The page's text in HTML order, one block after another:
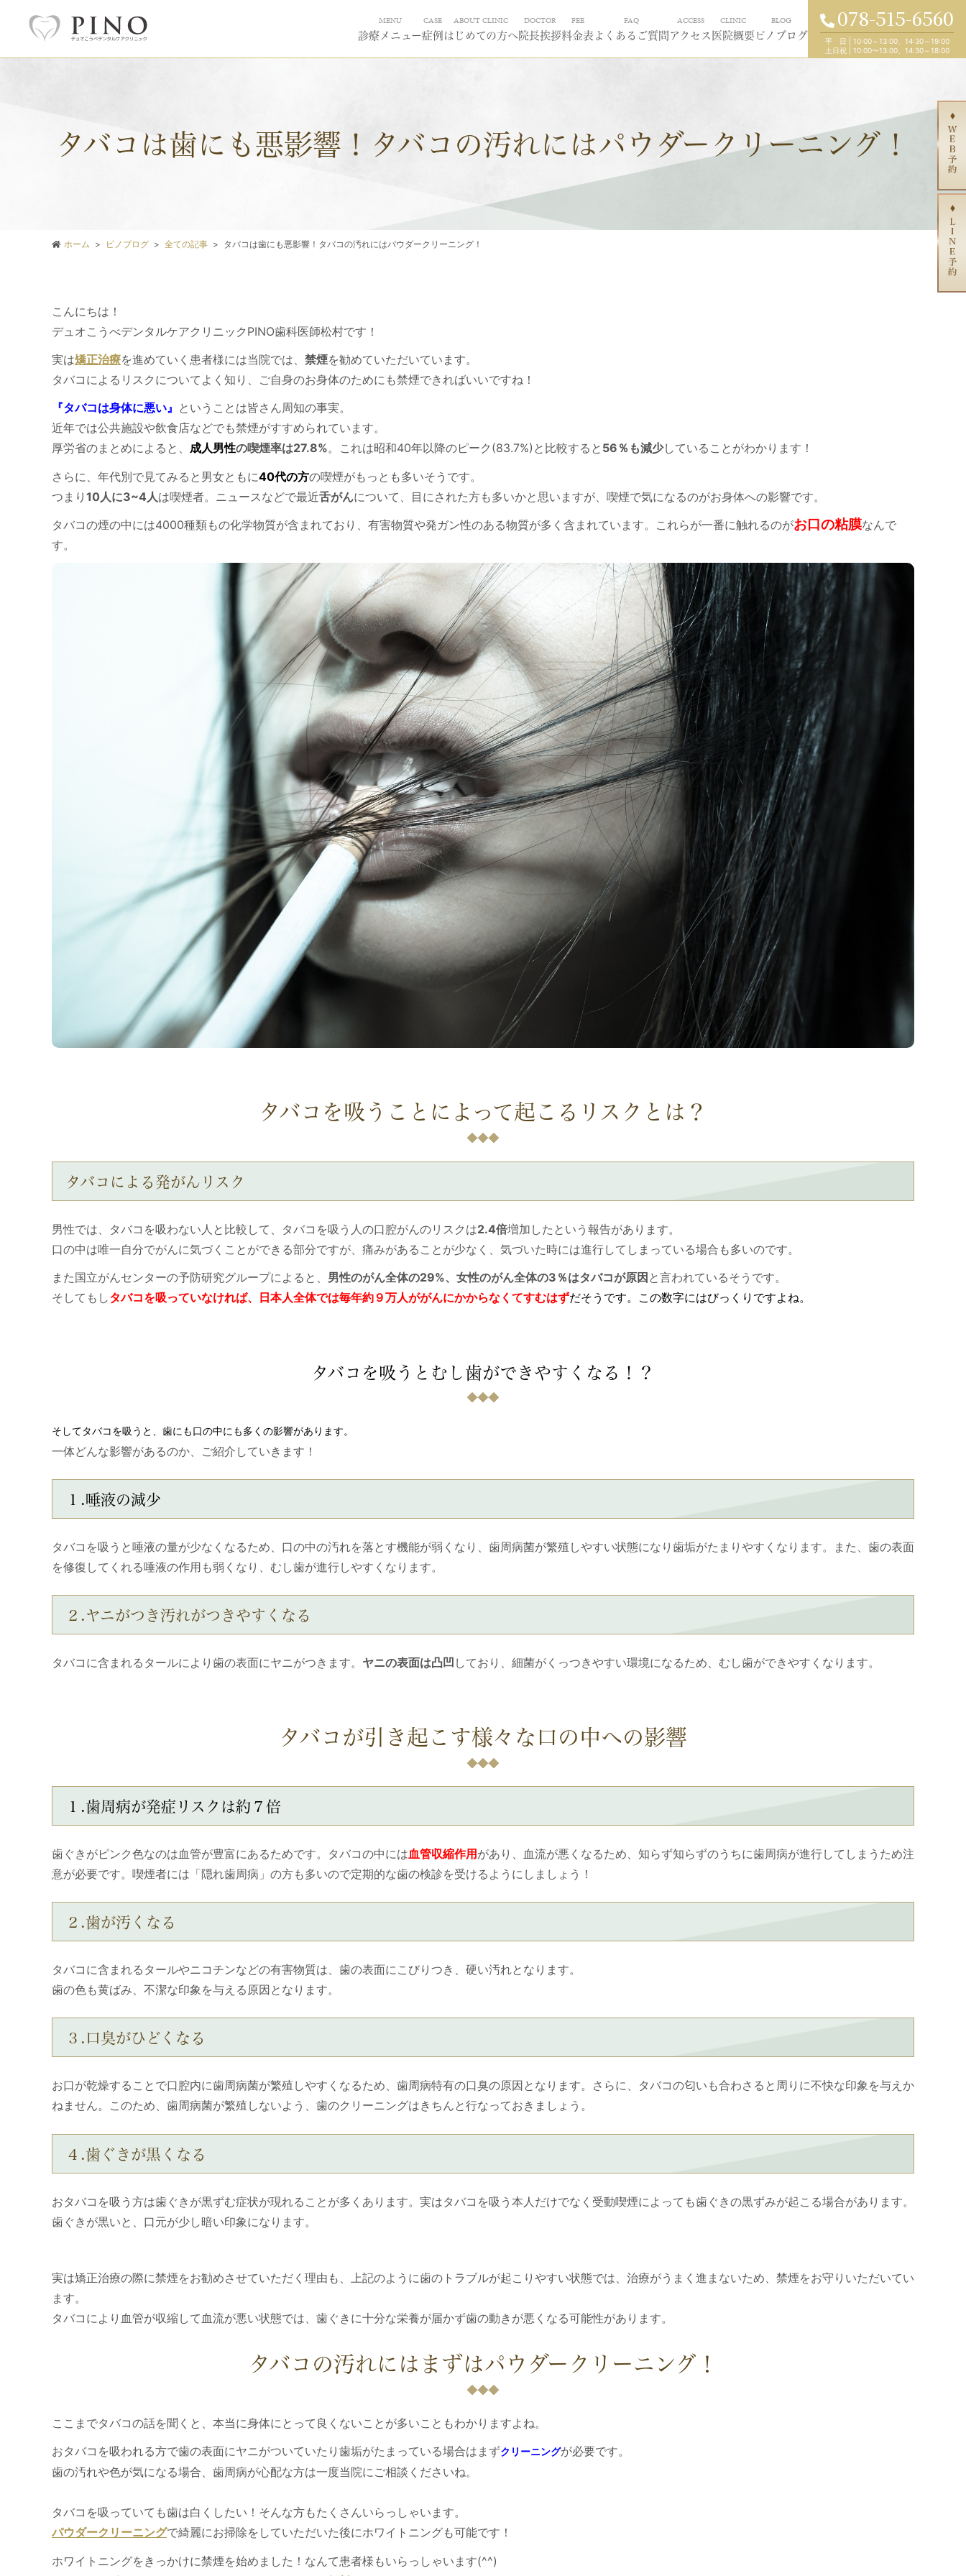
MENU
診療メニュー
CASE
症例
ABOUT CLINIC
はじめての方へ
DOCTOR
院長挨拶
FEE
料金表
FAQ
よくあるご質問
ACCESS
アクセス
CLINIC
医院概要
BLOG
ピノブログ
078-515-6560
平 日
10:00～13:00、14:30～19:00
土日祝
10:00〜13:00、14:30～18:00
タバコは歯にも悪影響！タバコの汚れにはパウダークリーニング！
ホーム ピノブログ 全ての記事 タバコは歯にも悪影響！タバコの汚れにはパウダークリーニング！
こんにちは！
デュオこうべデンタルケアクリニックPINO歯科医師松村です！
実は矯正治療を進めていく患者様には当院では、 禁煙を勧めていただいています。
タバコによるリスクについてよく知り、ご自身のお身体のためにも禁煙できればいいですね！
『タバコは身体に悪い』 ということは皆さん周知の事実。
近年では公共施設や飲食店などでも禁煙がすすめられています。
厚労省のまとめによると、 成人男性の喫煙率は27.8%。これは昭和40年以降のピーク(83.7%)と比較すると 56％も減少していることがわかります！
さらに、年代別で見てみると男女ともに40代の方の喫煙がもっとも多いそうです。
つまり 10人に3~4人は喫煙者。ニュースなどで最近舌がんについて、目にされた方も多いかと思いますが、喫煙で気になるのがお身体への影響です。
タバコの煙の中には4000種類もの化学物質が含まれており、有害物質や発ガン性のある物質が多く含まれています。これらが一番に触れるのがお口の粘膜なんで
す。
タバコを吸うことによって起こるリスクとは？
タバコによる発がんリスク
男性では、タバコを吸わない人と比較して、タバコを吸う人の口腔がんのリスクは2.4倍増加したという報告があります。
口の中は唯一自分でがんに気づくことができる部分ですが、痛みがあることが少なく、気づいた時には進行してしまっている場合も多いのです。
また国立がんセンターの予防研究グループによると、 男性のがん全体の29%、女性のがん全体の3％はタバコが原因と言われているそうです。
そしてもしタバコを吸っていなければ、 日本人全体では毎年約９万人ががんにかからなくてすむはずだそうです。この数字にはびっくりですよね。
タバコを吸うとむし歯ができやすくなる！？
そしてタバコを吸うと、歯にも口の中にも多くの影響があります。
一体どんな影響があるのか、ご紹介していきます！
１.唾液の減少
タバコを吸うと唾液の量が少なくなるため、口の中の汚れを落とす機能が弱くなり、歯周病菌が繁殖しやすい状態になり歯垢がたまりやすくなります。また、歯の表面
を修復してくれる唾液の作用も弱くなり、むし歯が進行しやすくなります。
２.ヤニがつき汚れがつきやすくなる
タバコに含まれるタールにより歯の表面にヤニがつきます。 ヤニの表面は凸凹 しており、細菌がくっつきやすい環境になるため、むし歯ができやすくなります。
タバコが引き起こす様々な口の中への影響
１.歯周病が発症リスクは約７倍
歯ぐきがピンク色なのは血管が豊富にあるためです。タバコの中には血管収縮作用 があり、血流が悪くなるため、知らず知らずのうちに歯周病が進行してしまうため注
意が必要です。喫煙者には「隠れ歯周病」の方も多いので定期的な歯の検診を受けるようにしましょう！
２.歯が汚くなる
タバコに含まれるタールやニコチンなどの有害物質は、歯の表面にこびりつき、硬い汚れとなります。
歯の色も黄ばみ、不潔な印象を与える原因となります。
３.口臭がひどくなる
お口が乾燥することで口腔内に歯周病菌が繁殖しやすくなるため、歯周病特有の口臭の原因となります。さらに、タバコの匂いも合わさると周りに不快な印象を与えか
ねません。このため、歯周病菌が繁殖しないよう、歯のクリーニングはきちんと行なっておきましょう。
４.歯ぐきが黒くなる
おタバコを吸う方は歯ぐきが黒ずむ症状が現れることが多くあります。実はタバコを吸う本人だけでなく受動喫煙によっても歯ぐきの黒ずみが起こる場合があります。
歯ぐきが黒いと、口元が少し暗い印象になります。
実は矯正治療の際に禁煙をお勧めさせていただく理由も、上記のように歯のトラブルが起こりやすい状態では、治療がうまく進まないため、禁煙をお守りいただいてい
ます。
タバコにより血管が収縮して血流が悪い状態では、歯ぐきに十分な栄養が届かず歯の動きが悪くなる可能性があります。
タバコの汚れにはまずはパウダークリーニング！
ここまでタバコの話を聞くと、本当に身体にとって良くないことが多いこともわかりますよね。
おタバコを吸われる方で歯の表面にヤニがついていたり歯垢がたまっている場合はまずクリーニングが必要です。
歯の汚れや色が気になる場合、歯周病が心配な方は一度当院にご相談くださいね。
タバコを吸っていても歯は白くしたい！そんな方もたくさんいらっしゃいます。
パウダークリーニングで綺麗にお掃除をしていただいた後にホワイトニングも可能です！
ホワイトニングをきっかけに禁煙を始めました！なんて患者様もいらっしゃいます(^^)